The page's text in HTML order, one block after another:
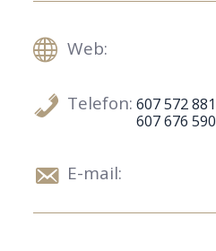
Web:
Telefon: 607 572 881
607 676 590
E-mail: